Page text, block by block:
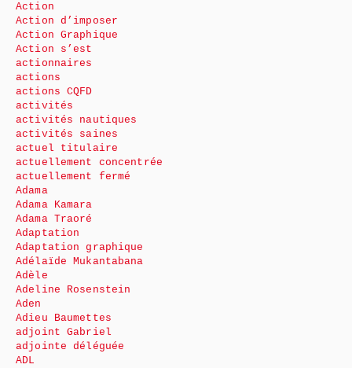
Action
Action d’imposer
Action Graphique
Action s’est
actionnaires
actions
actions CQFD
activités
activités nautiques
activités saines
actuel titulaire
actuellement concentrée
actuellement fermé
Adama
Adama Kamara
Adama Traoré
Adaptation
Adaptation graphique
Adélaïde Mukantabana
Adèle
Adeline Rosenstein
Aden
Adieu Baumettes
adjoint Gabriel
adjointe déléguée
ADL